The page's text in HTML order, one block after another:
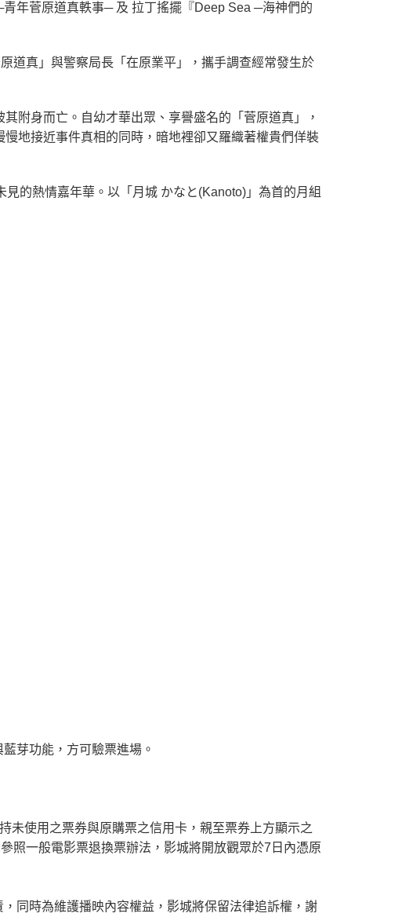
年菅原道真軼事─ 及 拉丁搖擺『Deep Sea ─海神們的
道真」與警察局長「在原業平」，攜手調查經常發生於
附身而亡。自幼才華出眾、享譽盛名的「菅原道真」，
地接近事件真相的同時，暗地裡卻又羅織著權貴們佯裝
的熱情嘉年華。以「月城 かなと(Kanoto)」為首的月組
芽功能，方可驗票進場。
未使用之票券與原購票之信用卡，親至票券上方顯示之
照一般電影票退換票辦法，影城將開放觀眾於7日內憑原
同時為維護播映內容權益，影城將保留法律追訴權，謝